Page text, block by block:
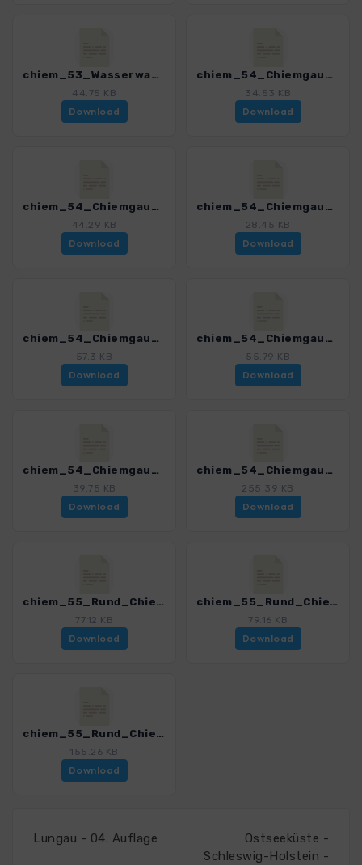
chiem_53_Wasserwand_4329_4.gpx
44.75 KB
Download
chiem_54_Chiemgau_HW_1_4329_4.gpx
34.53 KB
Download
chiem_54_Chiemgau_HW_2_4329_4.gpx
44.29 KB
Download
chiem_54_Chiemgau_HW_3_4329_4.gpx
28.45 KB
Download
chiem_54_Chiemgau_HW_4_4329_4.gpx
57.3 KB
Download
chiem_54_Chiemgau_HW_5_4329_4.gpx
55.79 KB
Download
chiem_54_Chiemgau_HW_6_4329_4.gpx
39.75 KB
Download
chiem_54_Chiemgau_HW_gesamt_4329_4.gpx
255.39 KB
Download
chiem_55_Rund_Chiemsee_1_4329_4.gpx
77.12 KB
Download
chiem_55_Rund_Chiemsee_2_4329_4.gpx
79.16 KB
Download
chiem_55_Rund_Chiemsee_gesamt_4329_4.gpx
155.26 KB
Download
Lungau - 04. Auflage
Ostseeküste -
Schleswig-Holstein -